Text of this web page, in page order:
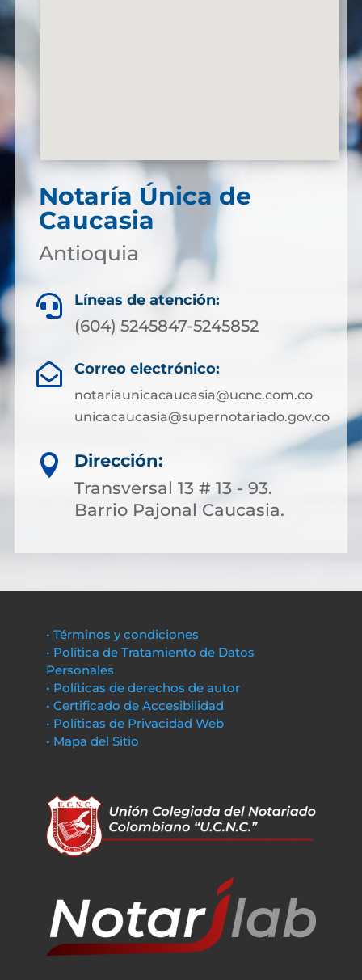
Notaría Única de
Caucasia
Antioquia
 Líneas de atención:
(604) 5245847-5245852
 Correo electrónico:
notariaunicacaucasia@ucnc.com.co
unicacaucasia@supernotariado.gov.co

Dirección:
Transversal 13 # 13 - 93.
Barrio Pajonal Caucasia.
• Términos y condiciones
• Política de Tratamiento de Datos
Personales
• Políticas de derechos de autor
• Certificado de Accesibilidad
• Políticas de Privacidad Web
• Mapa del Sitio